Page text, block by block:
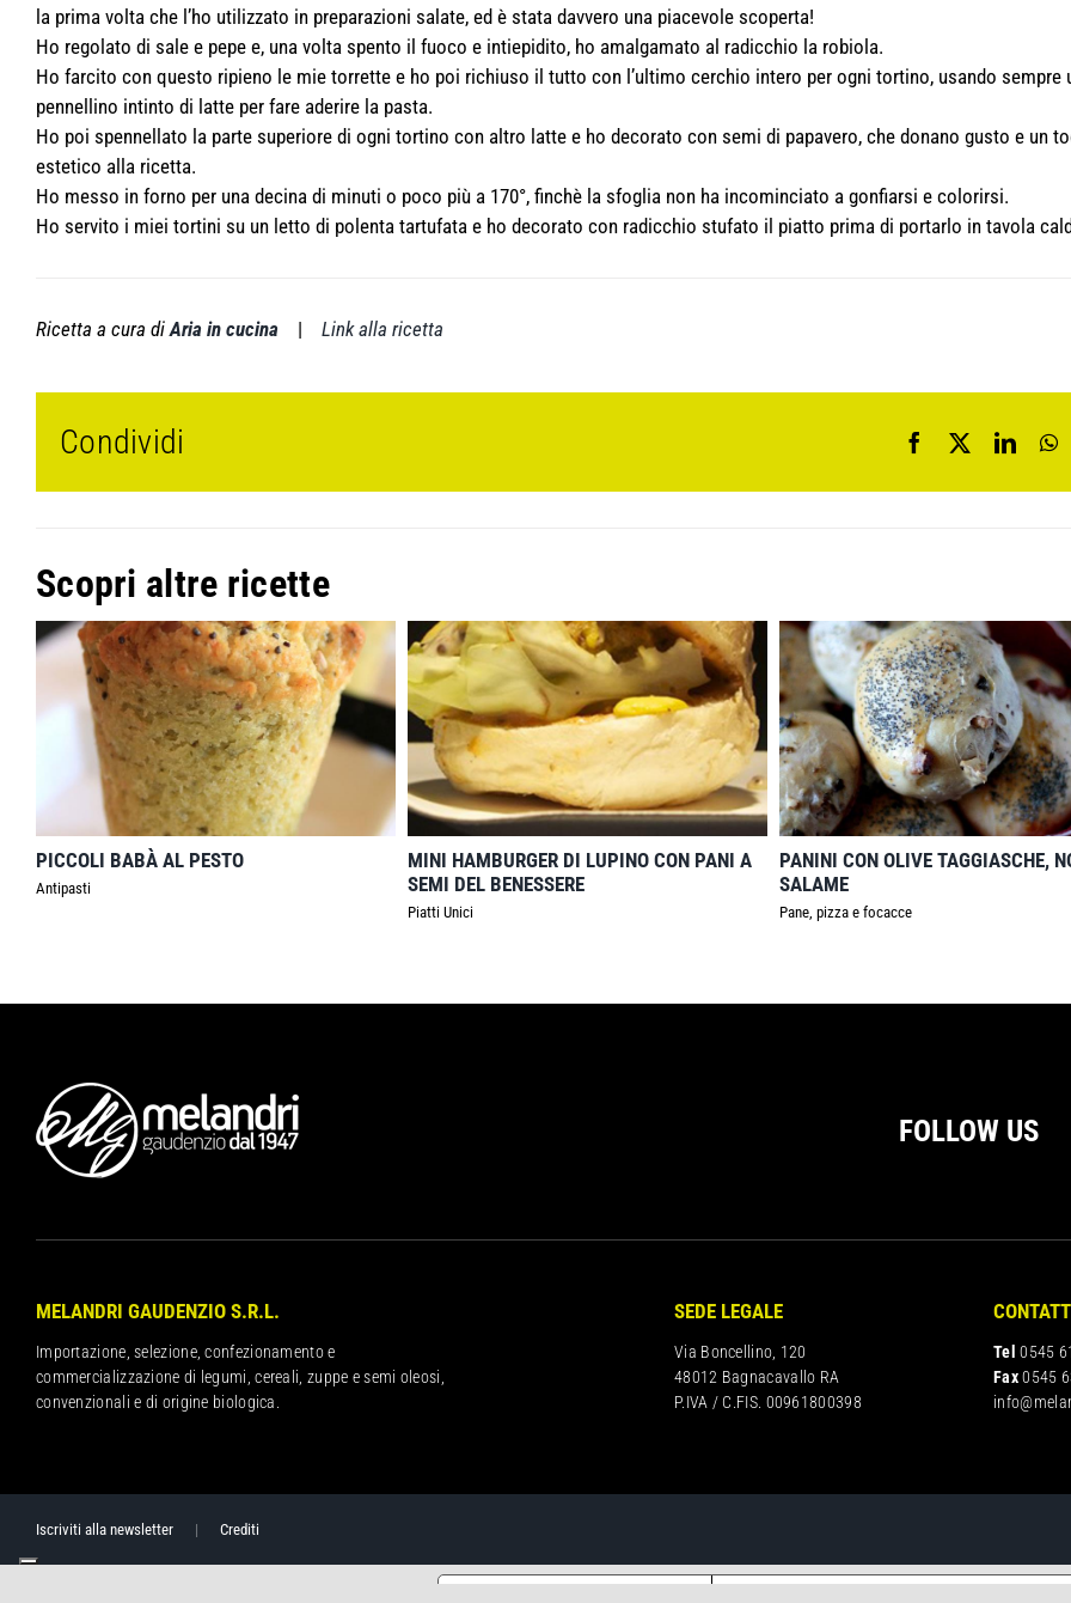
la prima volta che l’ho utilizzato in preparazioni salate, ed è stata davvero una piacevole scoperta!
Ho regolato di sale e pepe e, una volta spento il fuoco e intiepidito, ho amalgamato al radicchio la robiola.
Ho farcito con questo ripieno le mie torrette e ho poi richiuso il tutto con l’ultimo cerchio intero per ogni tortino, usando sempre
pennellino intinto di latte per fare aderire la pasta.
Ho poi spennellato la parte superiore di ogni tortino con altro latte e ho decorato con semi di papavero, che donano gusto e un
estetico alla ricetta.
Ho messo in forno per una decina di minuti o poco più a 170°, finchè la sfoglia non ha incominciato a gonfiarsi e colorirsi.
Ho servito i miei tortini su un letto di polenta tartufata e ho decorato con radicchio stufato il piatto prima di portarlo in tavola
Ricetta a cura di Aria in cucina| Link alla ricetta
Condividi
Scopri altre ricette
PICCOLI BABÀ AL PESTO
Antipasti
MINI HAMBURGER DI LUPINO CON PANI A
SEMI DEL BENESSERE
Piatti Unici
PANINI CON OLIVE TAGGIASCHE,
SALAME
Pane, pizza e focacce
FOLLOW US
MELANDRI GAUDENZIO S.R.L.
Importazione, selezione, confezionamento e
commercializzazione di legumi, cereali, zuppe e semi oleosi,
convenzionali e di origine biologica.
SEDE LEGALE
Via Boncellino, 120
48012 Bagnacavallo RA
P.IVA / C.FIS. 00961800398
Tel 0545
Fax0545
Iscriviti alla newsletter | Crediti